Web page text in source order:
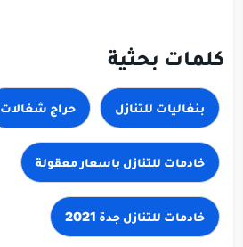
كلمات بحثية
بنغاليات للتنازل حراج شغالات
خادمات للتنازل باسعار معقولة
خادمات للتنازل جدة 2021